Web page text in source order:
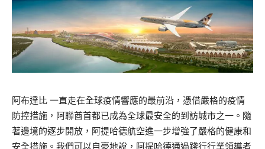
阿布達比 一直走在全球疫情響應的最前沿，憑借嚴格的疫情
防控措施，阿聯酋首都已成為全球最安全的到訪城市之一。隨
著邊境的逐步開放，阿提哈德航空進一步增強了嚴格的健康和
安全措施。我們可以自豪地說，阿提哈德通過踐行行業領導者